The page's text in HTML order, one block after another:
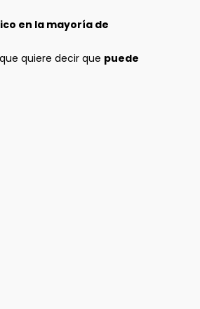
en la mayoría de
quiere decir que puede